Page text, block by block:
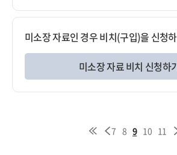
미소장 자료인 경우 비치(구입)을 신청
미소장 자료 비치 신청
7 8 9 10 11